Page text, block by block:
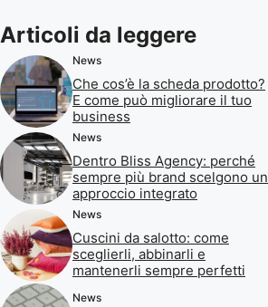
Articoli da leggere
News
Che cos’è la scheda prodotto?
E come può migliorare il tuo
business
News
Dentro Bliss Agency: perché
sempre più brand scelgono un
approccio integrato
News
Cuscini da salotto: come
sceglierli, abbinarli e
mantenerli sempre perfetti
News